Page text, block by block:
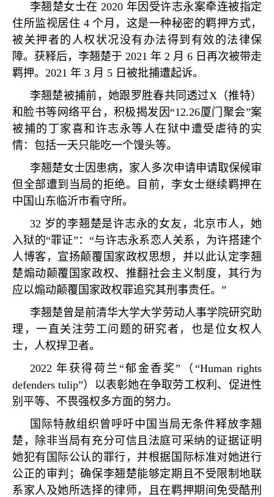
李翘楚女士在 2020 年因受许志永案牵连被指定
住所监视居住 4 个月，这是一种秘密的羁押方式，
被关押者的人权状况没有办法得到有效的法律保
障。获释后，李翘楚于 2021 年 2 月 6 日再次被带走
羁押。 2021 年 3 月 5 日被批捕遭起诉。
李翘楚被捕前，她跟罗胜春共同透过X（推特）
和脸书等网络平台，积极揭发因“12.26厦门聚会”案
被捕的丁家喜和许志永等人在狱中遭受虐待的实
情：包括一天只能吃一个馒头等。
李翘楚女士因患病，家人多次申请申请取保候审
但全部遭到当局的拒绝。目前，李女士继续羁押在
中国山东临沂市看守所。
32 岁的李翘楚是许志永的女友，北京市人，她
入狱的“罪证” ：“与许志永系恋人关系，为许搭建个
人博客，宣扬颠覆国家政权思想，并以此认定李翘
楚煽动颠覆国家政权、推翻社会主义制度，其行为
应以煽动颠覆国家政权罪追究其刑事责任。 ”
李翘楚曾是前清华大学大学劳动人事学院研究助
理，一直关注劳工问题的研究者，也是位女权人
士，人权捍卫者。
2022年获得荷兰 “郁金香奖” （ “Human rights
defenders tulip”）以表彰她在争取劳工权利、促进性
别平等、不畏强权多方面的努力。
国际特赦组织曾呼吁中国当局无条件释放李翘
楚，除非当局有充分可信且法庭可采纳的证据证明
她犯有国际公认的罪行，并根据国际标准对她进行
公正的审判；确保李翘楚能够定期且不受限制地联
系家人及她所选择的律师，且在羁押期间免受酷刑